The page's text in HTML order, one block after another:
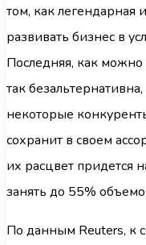
том, как легендарная
развивать бизнес в
Последняя, как
так
некоторые
сохранит в своем
их расцвет придется
занять до 55%
По данным Reuters, к